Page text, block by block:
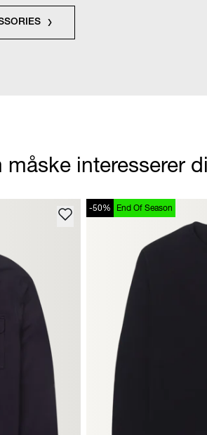
interesserer
-50% End Of Season